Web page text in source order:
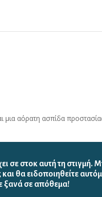
μια αόρατη ασπίδα
σε στοκ αυτή τη στιγμή.
θα ειδοποιηθείτε
ξανά σε απόθεμα!